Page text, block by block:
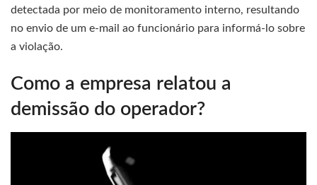
detectada por meio de monitoramento interno, resultando
no envio de um e-mail ao funcionário para informá-lo sobre
a violação.
Como a empresa relatou a
demissão do operador?